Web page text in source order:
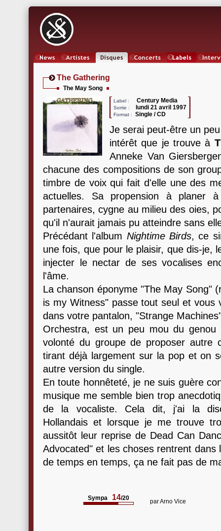
The Gathering
The May Song
Label : Century Media
Sortie : lundi 21 avril 1997
Format : Single / CD
Je serai peut-être un
intérêt que je trouve à
Anneke Van
chacune des compositions de son
timbre de voix qui fait d'elle une des
actuelles. Sa propension à planer
partenaires, cygne au milieu des oies,
qu'il n'aurait jamais pu atteindre sans
Précédant l'album Nightime Birds, ce
une fois, que pour le plaisir, que dis-je,
injecter le nectar de ses vocalises
l'âme.
La chanson éponyme "The May Song"
is my Witness" passe tout seul et vous
dans votre pantalon, "Strange
Orchestra, est un peu mou du
volonté du groupe de proposer autre
tirant déjà largement sur la pop et on
autre version du single.
En toute honnêteté, je ne suis guère
musique me semble bien trop
de la vocaliste. Cela dit, j'ai la
Hollandais et lorsque je me trouve
aussitôt leur reprise de Dead Can
Advocated" et les choses rentrent
de temps en temps, ça ne fait pas de
Sympa 14/20 parArno Vice